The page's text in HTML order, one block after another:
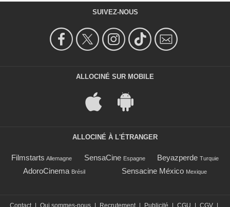
SUIVEZ-NOUS
ALLOCINÉ SUR MOBILE
ALLOCINÉ À L'ÉTRANGER
Filmstarts Allemagne SensaCine Espagne Beyazperde Turquie
AdoroCinema Brésil Sensacine México Mexique